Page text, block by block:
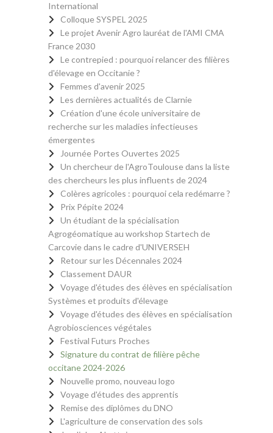
International
Colloque SYSPEL 2025
Le projet Avenir Agro lauréat de l'AMI CMA
France 2030
Le contrepied : pourquoi relancer des filières
d'élevage en Occitanie ?
Femmes d'avenir 2025
Les dernières actualités de Clarnie
Création d'une école universitaire de
recherche sur les maladies infectieuses
émergentes
Journée Portes Ouvertes 2025
Un chercheur de l'AgroToulouse dans la liste
des chercheurs les plus influents de 2024
Colères agricoles : pourquoi cela redémarre ?
Prix Pépite 2024
Un étudiant de la spécialisation
Agrogéomatique au workshop Startech de
Carcovie dans le cadre d'UNIVERSEH
Retour sur les Décennales 2024
Classement DAUR
Voyage d'études des élèves en spécialisation
Systèmes et produits d'élevage
Voyage d'études des élèves en spécialisation
Agrobiosciences végétales
Festival Futurs Proches
Signature du contrat de filière pêche
occitane 2024-2026
Nouvelle promo, nouveau logo
Voyage d'études des apprentis
Remise des diplômes du DNO
L'agriculture de conservation des sols